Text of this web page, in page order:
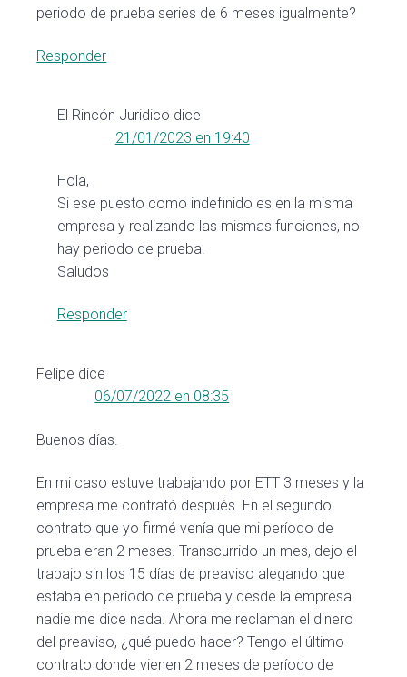
periodo de prueba series de 6 meses igualmente?
Responder
El Rincón Juridico dice
21/01/2023 en 19:40
Hola,
Si ese puesto como indefinido es en la misma
empresa y realizando las mismas funciones, no
hay periodo de prueba.
Saludos
Responder
Felipe dice
06/07/2022 en 08:35
Buenos días.
En mi caso estuve trabajando por ETT 3 meses y la
empresa me contrató después. En el segundo
contrato que yo firmé venía que mi período de
prueba eran 2 meses. Transcurrido un mes, dejo el
trabajo sin los 15 días de preaviso alegando que
estaba en período de prueba y desde la empresa
nadie me dice nada. Ahora me reclaman el dinero
del preaviso, ¿qué puedo hacer? Tengo el último
contrato donde vienen 2 meses de período de